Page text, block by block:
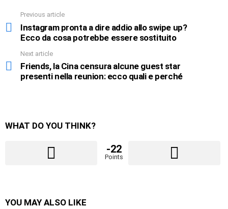
more
Previous article
Instagram pronta a dire addio allo swipe up?
Ecco da cosa potrebbe essere sostituito
Next article
Friends, la Cina censura alcune guest star
presenti nella reunion: ecco quali e perché
WHAT DO YOU THINK?
-22
Points
YOU MAY ALSO LIKE